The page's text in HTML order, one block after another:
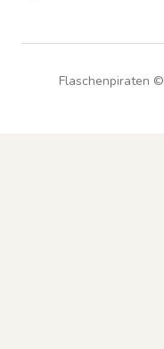
Flaschenpiraten ©